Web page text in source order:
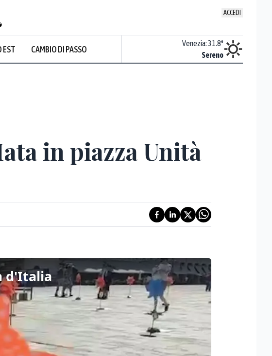
ACCEDI
EST CAMBIO DI PASSO
Nuvoloso
Venezia:31.8°
Sereno
in piazza Unità
d'Italia